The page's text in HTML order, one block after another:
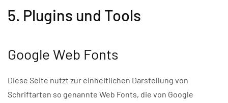
5. Plugins und Tools
Google Web Fonts
Diese Seite nutzt zur einheitlichen Darstellung von
Schriftarten so genannte Web Fonts, die von Google